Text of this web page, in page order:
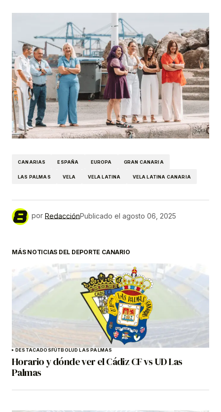
CANARIAS ESPAÑA EUROPA GRAN CANARIA
LAS PALMAS VELA VELA LATINA VELA LATINA CANARIA
por RedacciónPublicado el agosto 06, 2025
MÁS NOTICIAS DEL DEPORTE CANARIO
DESTACADOS FÚTBOLUD LAS PALMAS
Horario y dónde ver el Cádiz CF vs UD Las
Palmas